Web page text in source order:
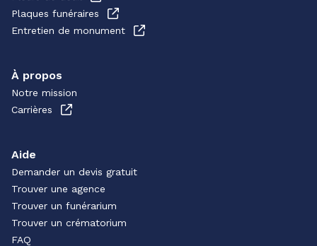
Plaques funéraires
Entretien de monument
À propos
Notre mission
Carrières
Aide
Demander un devis gratuit
Trouver une agence
Trouver un funérarium
Trouver un crématorium
FAQ